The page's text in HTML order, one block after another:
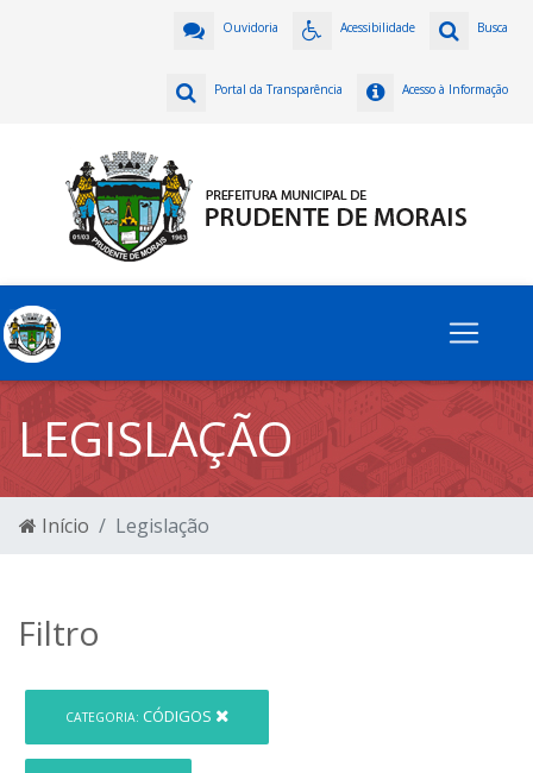
Busca
Acessibilidade
Ouvidoria
Acesso à Informação
Portal da Transparência
LEGISLAÇÃO
Início Legislação
Filtro
CATEGORIA: CÓDIGOS